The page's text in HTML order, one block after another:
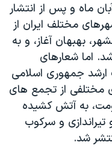
مردمی از روز جمعه ۲۴ آبان ماه و پس از انتشار
مختلف ایران از
بهبهان آغاز، و به
اما شعارهای
جمهوری اسلامی
مختلفی از تجمع های
به آتش کشیده
و سرکوب
شد.